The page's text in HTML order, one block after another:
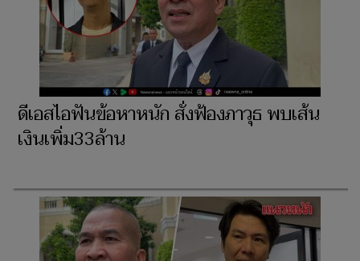
ดีเอสไอฟันข้อหาหนัก สั่งฟ้องภาวุธ พบเส้น
เงินเพิ่ม33ล้าน